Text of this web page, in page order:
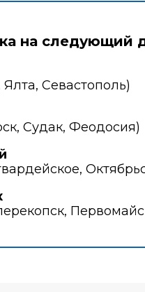
на следующий
Севастополь)
Судак, Феодосия)